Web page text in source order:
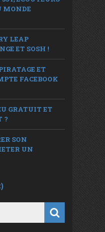
MONDE
LEAP
ET SOSH !
ET
FACEBOOK
GRATUIT ET
?
SON
UN